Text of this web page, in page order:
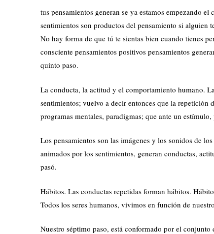
tus pensamientos generan se ya estamos empezando
sentimientos son productos del pensamiento si alguien
No hay forma de que tú te sientas bien cuando tienes
consciente pensamientos positivos pensamientos
quinto paso.
La conducta, la actitud y el comportamiento humano.
sentimientos; vuelvo a decir entonces que la repetición
programas mentales, paradigmas; que ante un
Los pensamientos son las imágenes y los sonidos de
animados por los sentimientos, generan conductas,
pasó.
Hábitos. Las conductas repetidas forman hábitos.
Todos los seres humanos, vivimos en función de
Nuestro séptimo paso, está conformado por el